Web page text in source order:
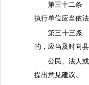
第三十二条
执行单位应当依
第三十三条
的，应当及时向
公民、法人
提出意见建议。